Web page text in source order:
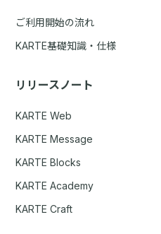
ご利用開始の流れ
KARTE基礎知識・仕様
リリースノート
KARTE Web
KARTE Message
KARTE Blocks
KARTE Academy
KARTE Craft